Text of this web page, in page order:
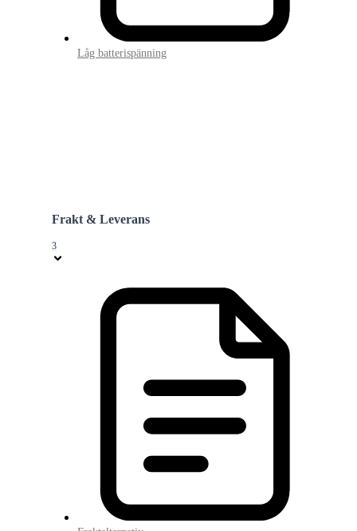
Låg batterispänning
Frakt & Leverans
3